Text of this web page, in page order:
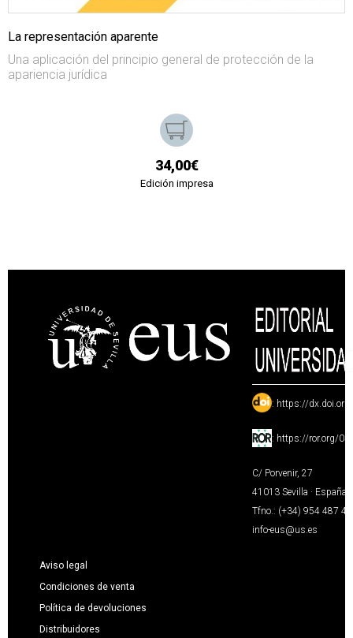
La representación aparente
Una aplicación del principio general de protección de la
apariencia jurídica
34,00€
Edición impresa
: https://
: https://ror.org/
C/ Porvenir, 27
41013 Sevilla · España
Tfno.: (+34) 954 487
info-eus@us.es
Aviso legal
Condiciones de venta
Política de devoluciones
Distribuidores